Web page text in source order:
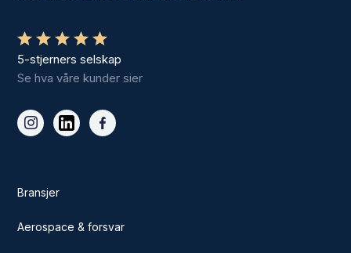
5-stjerners selskap
Se hva våre kunder sier
Bransjer
Aerospace & forsvar